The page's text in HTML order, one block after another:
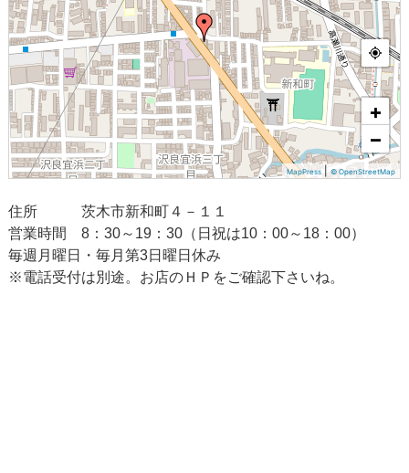
+
−
MapPress| © OpenStreetMap
住所 茨木市新和町４－１１
営業時間 8：30～19：30（日祝は10：00～18：00）
毎週月曜日・毎月第3日曜日休み
※電話受付は別途。お店のＨＰをご確認下さいね。